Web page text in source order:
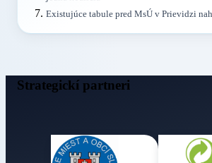
Existujúce tabule pred MsÚ v Prievidzi
Strategickí partneri